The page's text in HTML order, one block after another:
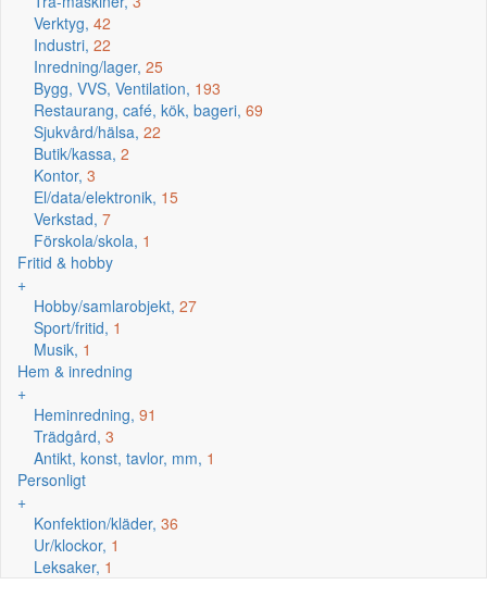
Verktyg, 42
Industri, 22
Inredning/lager, 25
Bygg, VVS, Ventilation, 193
Restaurang, café, kök, bageri, 69
Sjukvård/hälsa, 22
Butik/kassa, 2
Kontor, 3
El/data/elektronik, 15
Verkstad, 7
Förskola/skola, 1
Fritid & hobby
+
Hobby/samlarobjekt, 27
Sport/fritid, 1
Musik, 1
Hem & inredning
+
Heminredning, 91
Trädgård, 3
Antikt, konst, tavlor, mm, 1
Personligt
+
Konfektion/kläder, 36
Ur/klockor, 1
Leksaker, 1